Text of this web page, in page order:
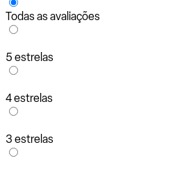
Todas as avaliações
5 estrelas
4 estrelas
3 estrelas